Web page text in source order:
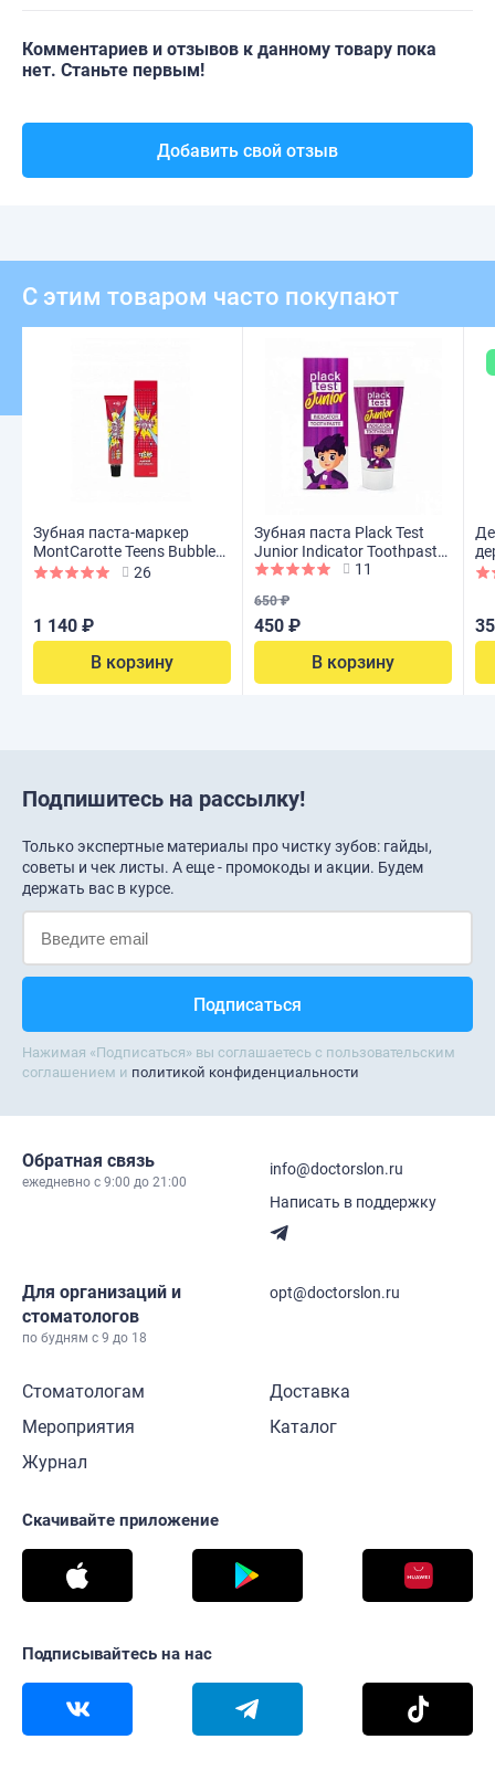
Комментариев и отзывов к данному товару пока
нет. Станьте первым!
Добавить свой отзыв
С этим товаром часто покупают
Зубная паста-маркер
MontCarotte Teens Bubble
Gum (с 6 лет), 30 мл
26
1 140 ₽
В корзину
Зубная паста Plack Test
Junior Indicator Toothpaste
(с 3лет), 60 г
11
650 ₽
450 ₽
В корзину
Подпишитесь на рассылку!
Только экспертные материалы про чистку зубов: гайды,
советы и чек листы. А еще - промокоды и акции. Будем
держать вас в курсе.
Нажимая «Подписаться» вы соглашаетесь с пользовательским
соглашением и политикой конфиденциальности
Обратная связь
ежедневно c 9:00 до 21:00
info@doctorslon.ru
Написать в поддержку
Для организаций и
стоматологов
по будням с 9 до 18
opt@doctorslon.ru
Стоматологам
Мероприятия
Журнал
Доставка
Каталог
Скачивайте приложение
Подписывайтесь на нас